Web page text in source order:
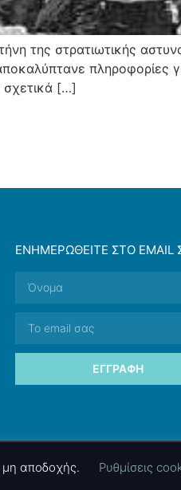
της στρατιωτικής
πληροφορίες
σχετικά […]
ΕΝΗΜΕΡΩΘΕΊΤΕ ΣΤΟ EMAIL
ΕΓΓΡΑΦΉ
μη αποδοχής. Ρυθμίσεις